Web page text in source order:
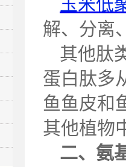
玉米低
解、分离
其他肽
蛋白肽多
鱼鱼皮和
其他植物
二、氨